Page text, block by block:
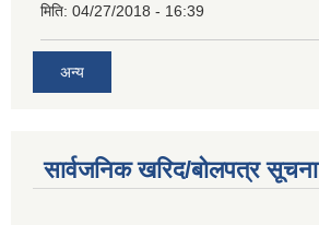
मिति: 04/27/2018 - 16:39
अन्य
सार्वजनिक खरिद/बोलपत्र सूचना